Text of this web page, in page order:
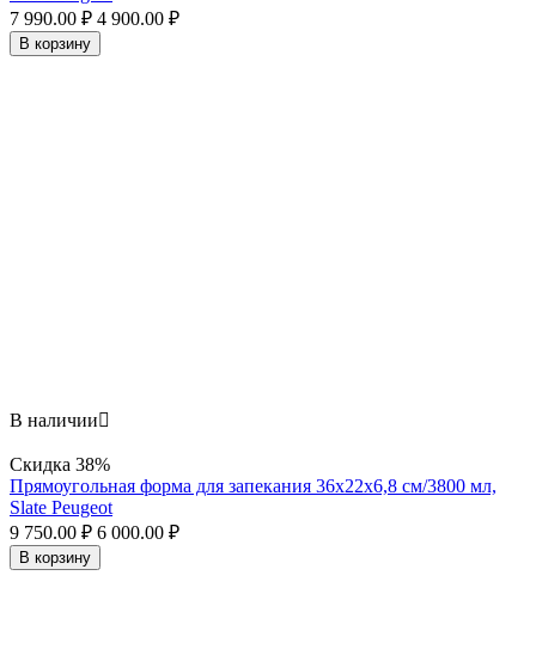
7 990.00 ₽ 4 900.00 ₽
В корзину
В наличии
Скидка 38%
Прямоугольная форма для запекания 36х22x6,8 см/3800 мл,
Slate Peugeot
9 750.00 ₽ 6 000.00 ₽
В корзину